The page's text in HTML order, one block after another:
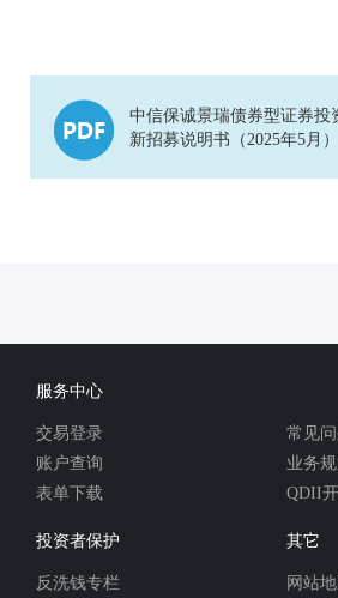
中信保诚景瑞债券型证券投
新招募说明书（2025年5月）
服务中心
交易登录
账户查询
表单下载
常见
业务规
QDII
投资者保护
反洗钱专栏
其它
网站地